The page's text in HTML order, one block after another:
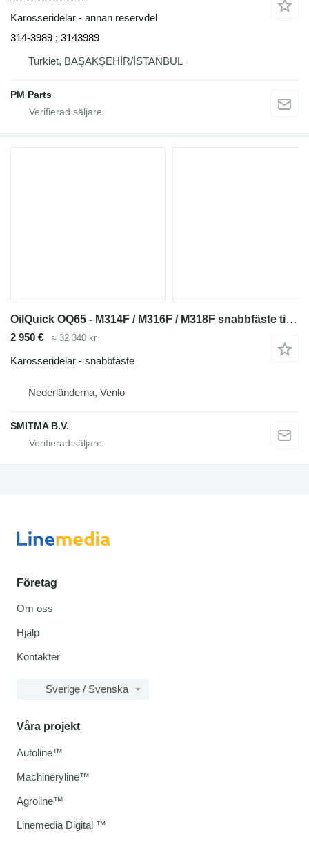
Karosseridelar - annan reservdel
314-3989 ; 3143989
Turkiet, BAŞAKŞEHİR/İSTANBUL
PM Parts
OilQuick OQ65 - M314F / M316F / M318F snabbfäste till Caterpillar M314F / M316F / M318F grävmaskin
2 950 € ≈ 32 340 kr
Karosseridelar - snabbfäste
Nederländerna, Venlo
SMITMA B.V.
Företag
Om oss
Hjälp
Kontakter
Sverige / Svenska
Våra projekt
Autoline™
Machineryline™
Agroline™
Linemedia Digital ™